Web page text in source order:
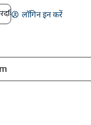
राज्य सरकार की बड़ी पहल-
लॉगिन इन करें